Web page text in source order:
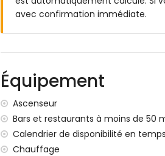
Ville la plus proche : Moraira (à
Rivière ou rive la plus proche :
Plage la plus proche : Playa de
Aéroport le plus proche :
Deuxième aéroport le plus
Les animaux de compagnie ne
L'immeuble où se trouve le
Le logement est très adapté
Équipements et services inclus
avec confirmation immédiate.
Équipement
Ascenseur
Bars et restaurants à moins de 50
Calendrier de disponibilité en
Chauffage